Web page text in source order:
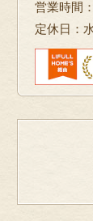
営業時間
定休日：